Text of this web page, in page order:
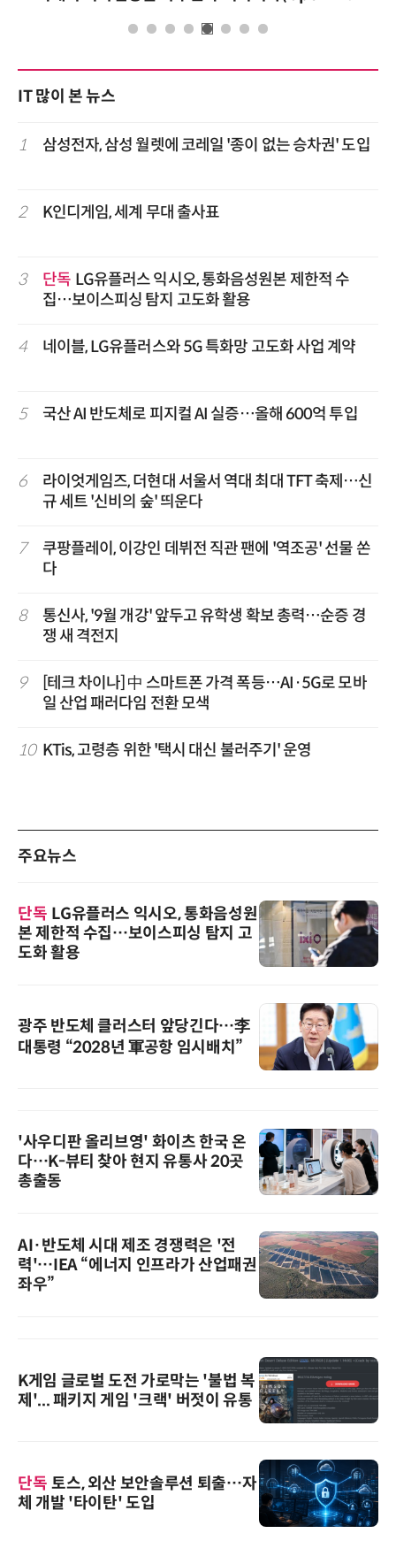
IT 많이 본 뉴스
1 삼성전자, 삼성 월렛에 코레일 '종이 없는 승차권' 도입
2 K인디게임, 세계 무대 출사표
3 단독 LG유플러스 익시오, 통화음성원본 제한적 수
집…보이스피싱 탐지 고도화 활용
4 네이블, LG유플러스와 5G 특화망 고도화 사업 계약
5 국산 AI 반도체로 피지컬 AI 실증…올해 600억 투입
6
라이엇게임즈, 더현대 서울서 역대 최대 TFT 축제…신
규 세트 '신비의 숲' 띄운다
7
쿠팡플레이, 이강인 데뷔전 직관 팬에 '역조공' 선물 쏜
다
8
통신사, '9월 개강' 앞두고 유학생 확보 총력…순증 경
쟁 새 격전지
9
[테크 차이나] 中 스마트폰 가격 폭등…AI·5G로 모바
일 산업 패러다임 전환 모색
10 KTis, 고령층 위한 '택시 대신 불러주기' 운영
주요뉴스
단독 LG유플러스 익시오, 통화음성원
본 제한적 수집…보이스피싱 탐지 고
도화 활용
광주 반도체 클러스터 앞당긴다…李
대통령 “2028년 軍공항 임시배치”
'사우디판 올리브영' 화이츠 한국 온
다…K-뷰티 찾아 현지 유통사 20곳
총출동
AI·반도체 시대 제조 경쟁력은 '전
력'…IEA “에너지 인프라가 산업패권
좌우”
K게임 글로벌 도전 가로막는 '불법 복
제'... 패키지 게임 '크랙' 버젓이 유통
단독 토스, 외산 보안솔루션 퇴출…자
체 개발 '타이탄' 도입